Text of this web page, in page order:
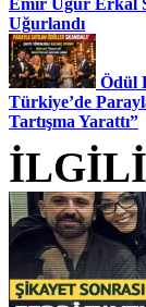
Uğurlandı
Ödül
Türkiye’de
Tartışma Yarattı”